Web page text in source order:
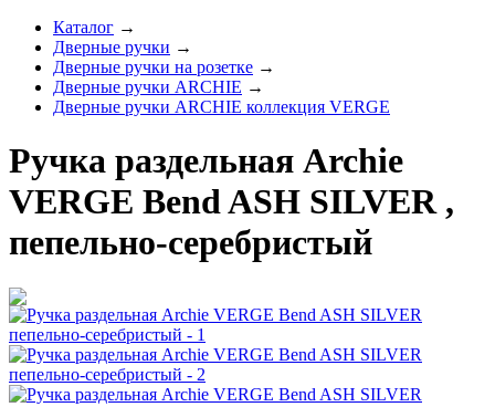
Каталог →
Дверные ручки →
Дверные ручки на розетке →
Дверные ручки ARCHIE →
Дверные ручки ARCHIE коллекция VERGE
Ручка раздельная Archie
VERGE Bend ASH SILVER ,
пепельно-серебристый